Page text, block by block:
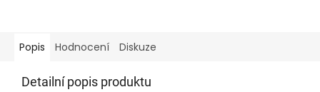
Popis Hodnocení Diskuze
Detailní popis produktu